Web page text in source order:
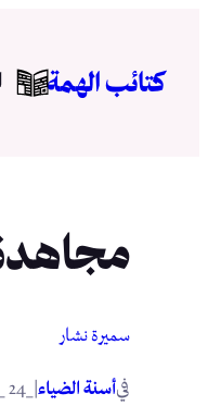
المحتوىكتائب الهمة
سميرة نشار
فيأسنة الضياء